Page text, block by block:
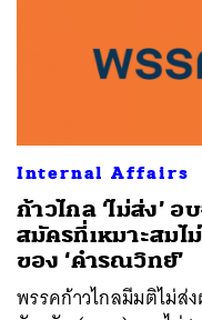
Internal Affairs
ก้าวไกล ‘ไม่ส่ง’
สมัครที่เหมาะสมไ
ของ ‘คำรณวิทย์’
พรรคก้าวไกลมีมติไม่ส่